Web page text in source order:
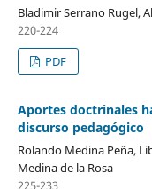
Bladimir Serrano Rugel,
220-224
PDF
Aportes doctrinales
discurso pedagógico
Rolando Medina Peña,
Medina de la Rosa
225-233